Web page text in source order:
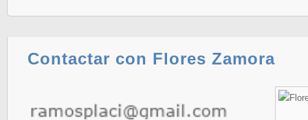
Contactar con Flores Zamora